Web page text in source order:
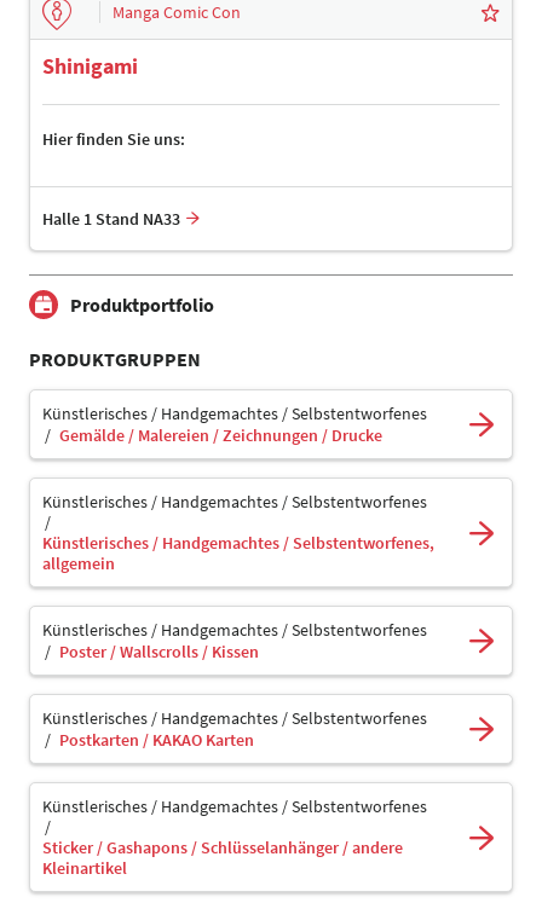
Manga Comic Con
Shinigami
Hier finden Sie uns:
Halle 1 Stand NA33
Produktportfolio
PRODUKTGRUPPEN
Künstlerisches / Handgemachtes / Selbstentworfenes
Gemälde / Malereien / Zeichnungen / Drucke
Künstlerisches / Handgemachtes / Selbstentworfenes
Künstlerisches / Handgemachtes / Selbstentworfenes,
allgemein
Künstlerisches / Handgemachtes / Selbstentworfenes
Poster / Wallscrolls / Kissen
Künstlerisches / Handgemachtes / Selbstentworfenes
Postkarten / KAKAO Karten
Künstlerisches / Handgemachtes / Selbstentworfenes
Sticker / Gashapons / Schlüsselanhänger / andere
Kleinartikel